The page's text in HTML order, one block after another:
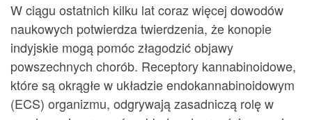
W ciągu ostatnich kilku lat coraz więcej dowodów
naukowych potwierdza twierdzenia, że konopie
indyjskie mogą pomóc złagodzić objawy
powszechnych chorób. Receptory kannabinoidowe,
które są okrągłe w układzie endokannabinoidowym
(ECS) organizmu, odgrywają zasadniczą rolę w